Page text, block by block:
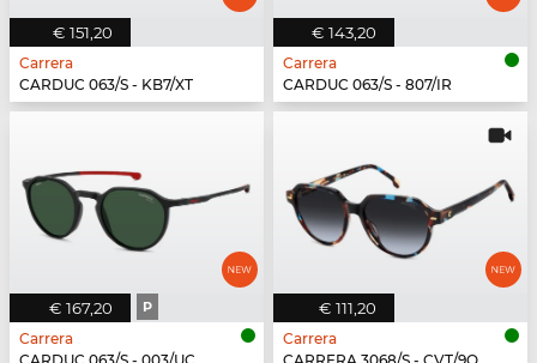
€ 151,20
Carrera
CARDUC 063/S - KB7/XT
€ 143,20
Carrera
CARDUC 063/S - 807/IR
€ 167,20 P
Carrera
€ 111,20
Carrera